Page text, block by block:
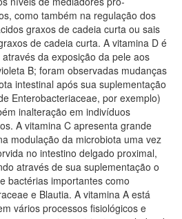
como também na regulação dos
graxos de cadeia curta ou sais
de cadeia curta. A vitamina D é
da exposição da pele aos
B; foram observadas mudanças
intestinal após sua suplementação
Enterobacteriaceae, por exemplo)
inalteração em indivíduos
A vitamina C apresenta grande
modulação da microbiota uma vez
no intestino delgado proximal,
através de sua suplementação o
bactérias importantes como
e Blautia. A vitamina A está
vários processos fisiológicos e